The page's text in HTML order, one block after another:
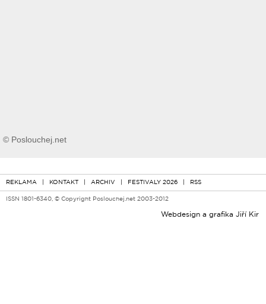
© Poslouchej.net
REKLAMA | KONTAKT | ARCHIV | FESTIVALY 2026 | RSS
ISSN 1801-6340, © Copyright Poslouchej.net 2003-2012
Webdesign a grafika Jiří Kir